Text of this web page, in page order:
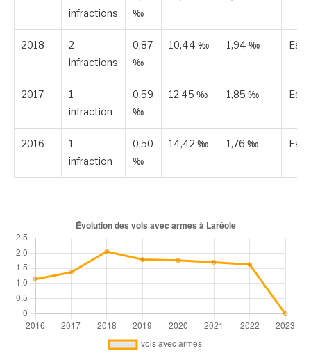
infractions
‰
2018
2
infractions
0,87
‰
10,44 ‰ 1,94 ‰
2017
1
infraction
0,59
‰
12,45 ‰ 1,85 ‰
2016
1
infraction
0,50
‰
14,42 ‰ 1,76 ‰